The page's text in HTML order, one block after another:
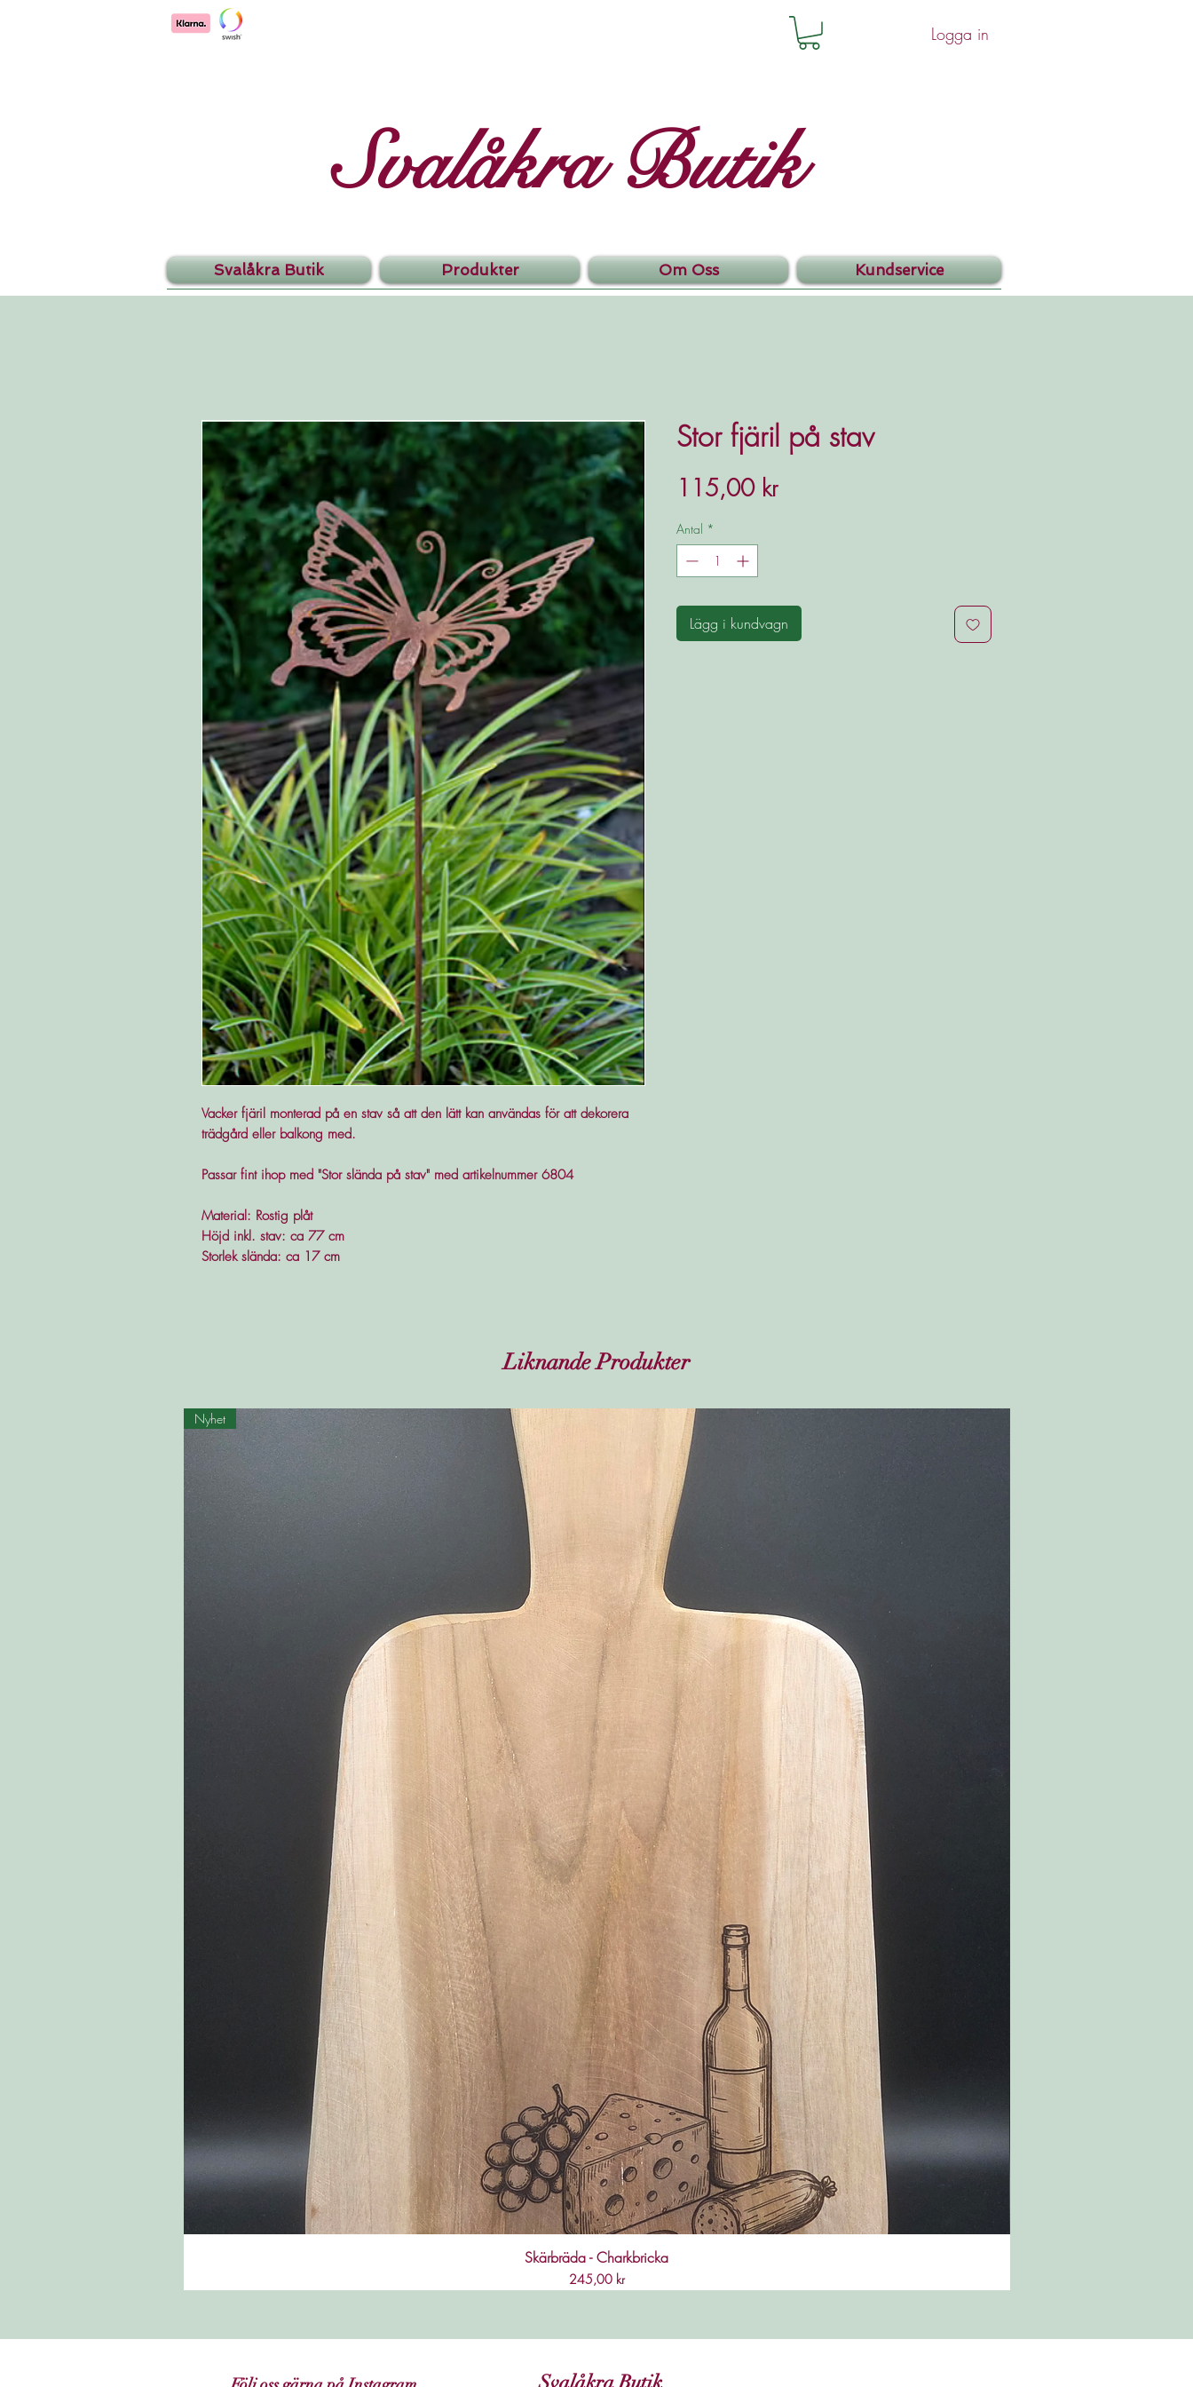
Logga in
Svalåkra Butik
Svalåkra Butik Produkter Om Oss Kundservice
Vacker fjäril monterad på en stav så att den lätt kan användas för att dekorera
trädgård eller balkong med.
Passar fint ihop med "Stor slända på stav" med artikelnummer 6804
Material: Rostig plåt
Höjd inkl. stav: ca 77 cm
Storlek slända: ca 17 cm
Stor fjäril på stav
115,00 krPris
Antal *
Lägg i kundvagn
Liknande Produkter
Nyhet
Skärbräda - Charkbricka
Pris
245,00 kr
Svalåkra Butik